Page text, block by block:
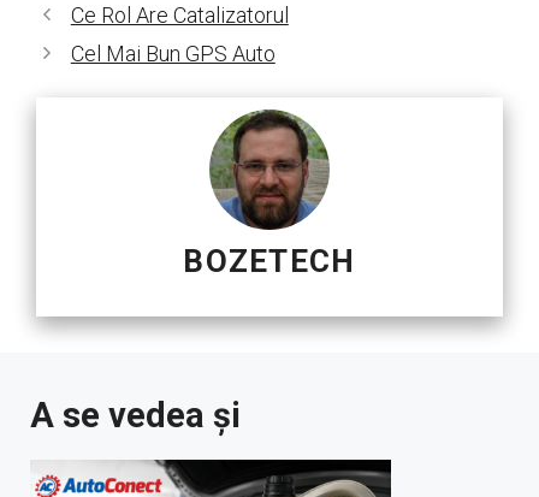
Ce Rol Are Catalizatorul
Cel Mai Bun GPS Auto
BOZETECH
A se vedea și